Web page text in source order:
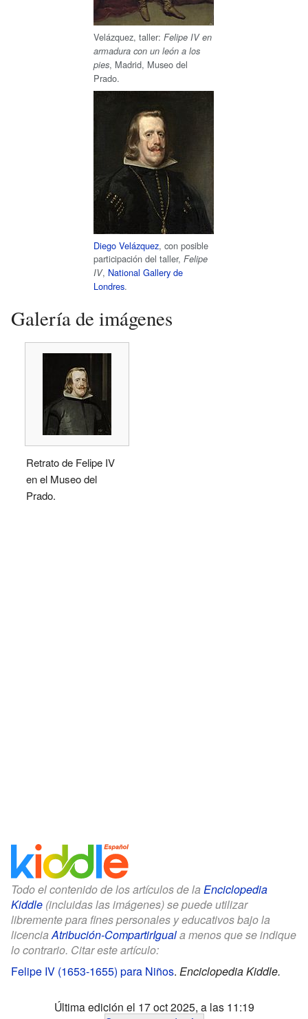
Velázquez, taller: Felipe IV en
armadura con un león a los
pies, Madrid, Museo del
Prado.
Diego Velázquez, con posible
participación del taller, Felipe
IV, National Gallery de
Londres.
Galería de imágenes
Retrato de Felipe IV
en el Museo del
Prado.
Todo el contenido de los artículos de la Enciclopedia
Kiddle (incluidas las imágenes) se puede utilizar
libremente para fines personales y educativos bajo la
licenciaAtribución-CompartirIguala menos que se indique
lo contrario. Citar este artículo:
Felipe IV (1653-1655) para Niños. Enciclopedia Kiddle.
Última edición el 17 oct 2025, a las 11:19